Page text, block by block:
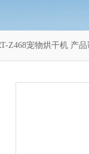
Z468宠物烘干机 产